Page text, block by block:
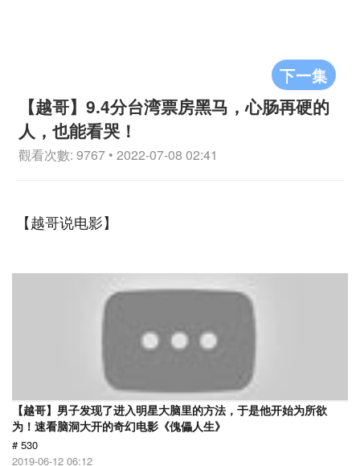
下一集
【越哥】9.4分台湾票房黑马，心肠再硬的
人，也能看哭！
觀看次數: 9767 • 2022-07-08 02:41
【越哥说电影】
【越哥】男子发现了进入明星大脑里的方法，于是他开始为所欲
为！速看脑洞大开的奇幻电影《傀儡人生》
# 530
2019-06-12 06:12